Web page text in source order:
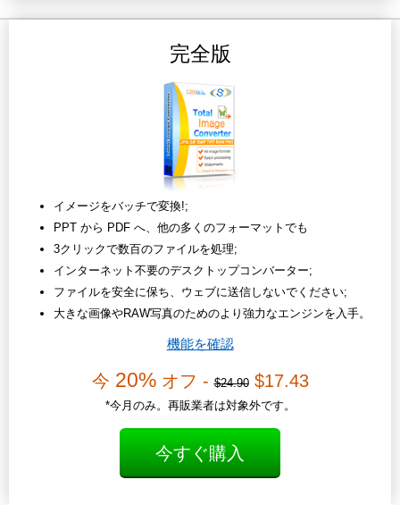
完全版
イメージをバッチで変換!;
PPT から PDF へ、他の多くのフォーマットでも
3クリックで数百のファイルを処理;
インターネット不要のデスクトップコンバーター;
ファイルを安全に保ち、ウェブに送信しないでください;
大きな画像やRAW写真のためのより強力なエンジンを入手。
機能を確認
今 20%オフ -$24.90$17.43
*今月のみ。再販業者は対象外です。
今すぐ購入